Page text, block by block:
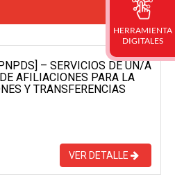
– SERVICIOS DE UN/A
AFILIACIONES PARA LA
Y TRANSFERENCIAS
VER DETALLE
HERRAMIENTA
DIGITALES